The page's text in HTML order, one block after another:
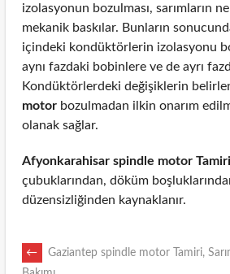
izolasyonun bozulması, sarımların
mekanik baskılar. Bunların
içindeki kondüktörlerin izolasyonu
aynı fazdaki bobinlere ve de ayrı
Kondüktörlerdeki değişiklerin
motor bozulmadan ilkin onarım
olanak sağlar.
Afyonkarahisar spindle motor
çubuklarından, döküm
düzensizliğinden kaynaklanır.
POST
←
Gaziantep spindle motor Tamiri,